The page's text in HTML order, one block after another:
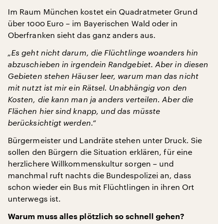
Im Raum München kostet ein Quadratmeter Grund
über 1000 Euro – im Bayerischen Wald oder in
Oberfranken sieht das ganz anders aus.
„Es geht nicht darum, die Flüchtlinge woanders hin
abzuschieben in irgendein Randgebiet. Aber in diesen
Gebieten stehen Häuser leer, warum man das nicht
mit nutzt ist mir ein Rätsel. Unabhängig von den
Kosten, die kann man ja anders verteilen. Aber die
Flächen hier sind knapp, und das müsste
berücksichtigt werden.“
Bürgermeister und Landräte stehen unter Druck. Sie
sollen den Bürgern die Situation erklären, für eine
herzlichere Willkommenskultur sorgen – und
manchmal ruft nachts die Bundespolizei an, dass
schon wieder ein Bus mit Flüchtlingen in ihren Ort
unterwegs ist.
Warum muss alles plötzlich so schnell gehen?